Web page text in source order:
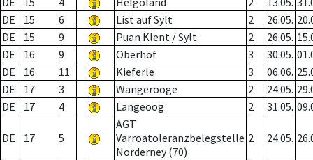
DE
15 6 List auf Sylt 2 26.05.
DE
15 9 Puan Klent / Sylt 2 26.05.
DE
16 9 Oberhof 3 30.05.
DE
16 11 Kieferle 3 06.06.
DE
17 3 Wangerooge 2 24.05.
DE
17 4 Langeoog 2 31.05.
DE 17 5
AGT
Varroatoleranzbelegstelle
Norderney (70)
2 24.05.